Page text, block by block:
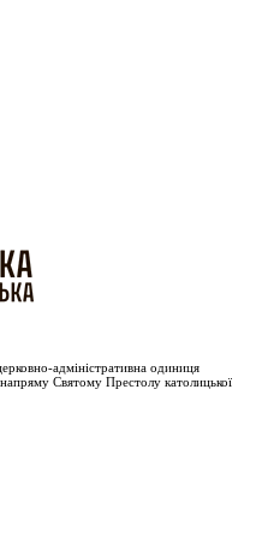
адміністративна одиниця
напряму Святому Престолу католицької